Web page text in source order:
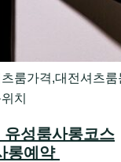
룸가격,대전셔츠
치
성룸사롱코스
롱예약